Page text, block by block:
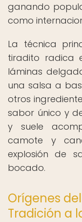
ganando
como
La técnica
tiradito radica
láminas
una salsa a
otros
sabor único y
y suele
camote y
explosión de
bocado.
Orígenes
Tradición a